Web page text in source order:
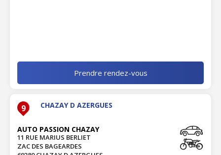
Prendre rendez-vous
9 CHAZAY D AZERGUES
AUTO PASSION CHAZAY
11 RUE MARIUS BERLIET
ZAC DES BAGEARDES